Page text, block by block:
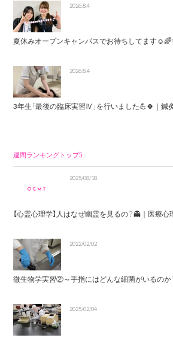
2026.8.4
夏休みオープンキャンパスでお待ちしてます
2026.8.4
3年生「最後の臨床実習Ⅳ」を行いました💪🍀｜鍼
週間ランキングトップ5
2025/08/18
【心霊心理学】人はなぜ幽霊を見るの？👻｜医療心
2022/02/02
微生物学実習②～手指にはどんな細菌がいるのか
2025/02/04